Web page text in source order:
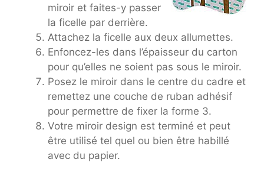
miroir et faites-y passer
la ficelle par derrière.
Attachez la ficelle aux deux allumettes.
Enfoncez-les dans l’épaisseur du carton
pour qu’elles ne soient pas sous le miroir.
Posez le miroir dans le centre du cadre et
remettez une couche de ruban adhésif
pour permettre de fixer la forme 3.
Votre miroir design est terminé et peut
être utilisé tel quel ou bien être habillé
avec du papier.